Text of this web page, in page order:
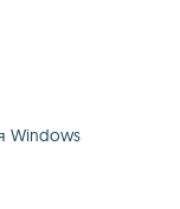
Windows